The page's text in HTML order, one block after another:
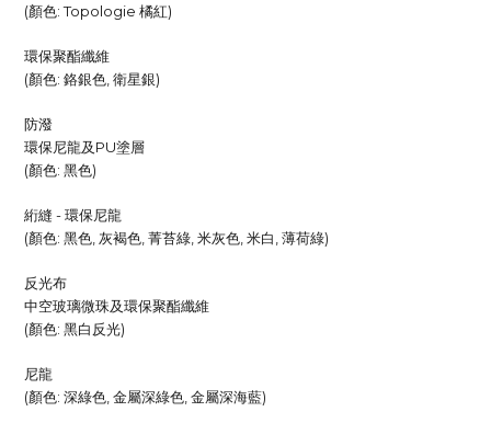
(顏色: Topologie 橘紅)
環保聚酯纖維
(顏色: 鉻銀色, 衛星銀)
防潑
環保尼龍及PU塗層
(顏色: 黑色)
絎縫 - 環保尼龍
(顏色: 黑色, 灰褐色, 菁苔綠, 米灰色, 米白, 薄荷綠)
反光布
中空玻璃微珠及環保聚酯纖維
(顏色: 黑白反光)
尼龍
(顏色: 深綠色, 金屬深綠色, 金屬深海藍)